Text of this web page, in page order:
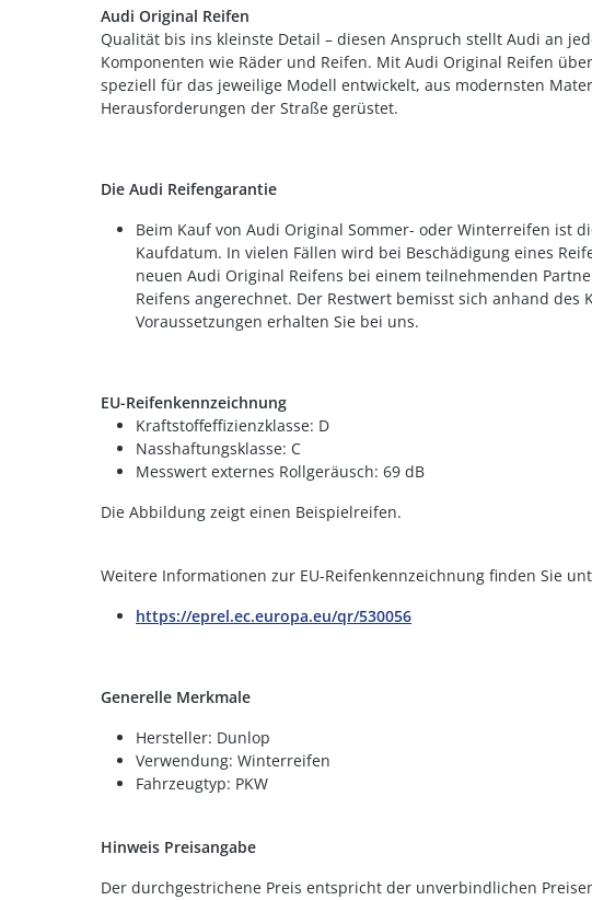
Audi Original Reifen
Qualität bis ins kleinste Detail – diesen Anspruch stellt Audi an
Komponenten wie Räder und Reifen. Mit Audi Original Reifen
speziell für das jeweilige Modell entwickelt, aus modernsten
Herausforderungen der Straße gerüstet.
Die Audi Reifengarantie
Beim Kauf von Audi Original Sommer- oder Winterreifen ist
Kaufdatum. In vielen Fällen wird bei Beschädigung eines
neuen Audi Original Reifens bei einem teilnehmenden
Reifens angerechnet. Der Restwert bemisst sich anhand
Voraussetzungen erhalten Sie bei uns.
EU-Reifenkennzeichnung
Kraftstoffeffizienzklasse: D
Nasshaftungsklasse: C
Messwert externes Rollgeräusch: 69 dB
Die Abbildung zeigt einen Beispielreifen.
Weitere Informationen zur EU-Reifenkennzeichnung finden Sie
https://eprel.ec.europa.eu/qr/530056
Generelle Merkmale
Hersteller: Dunlop
Verwendung: Winterreifen
Fahrzeugtyp: PKW
Hinweis Preisangabe
Der durchgestrichene Preis entspricht der unverbindlichen